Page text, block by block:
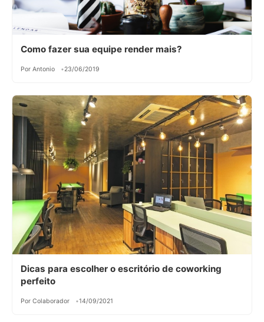
Como fazer sua equipe render mais?
Por Antonio 23/06/2019
Dicas para escolher o escritório de coworking
perfeito
Por Colaborador 14/09/2021